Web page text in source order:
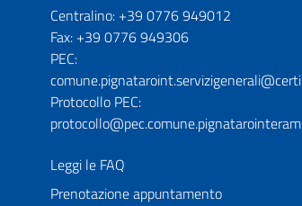
Numeri utili
Centralino: +39 0776 949012
Fax: +39 0776 949306
PEC:
Protocollo PEC:
Leggi le FAQ
Prenotazione appuntamento